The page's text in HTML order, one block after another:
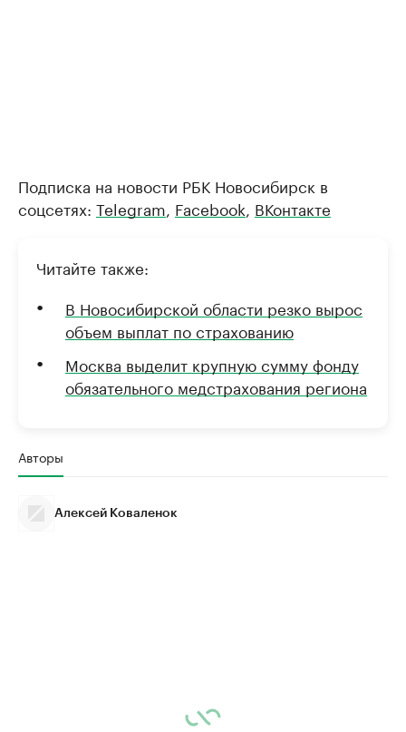
Подписка на новости РБК Новосибирск в
соцсетях: Telegram Facebook ВКонтакте
Читайте также:
В Новосибирской области резко вырос
объем выплат по страхованию
Москва выделит крупную сумму фонду
обязательного медстрахования региона
Авторы
Алексей Коваленок